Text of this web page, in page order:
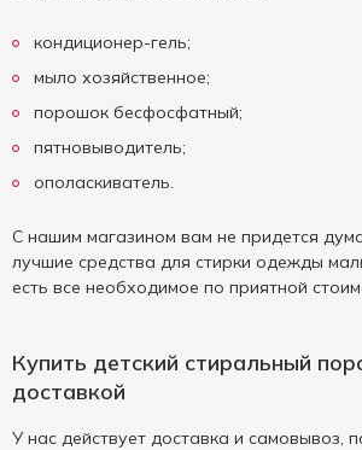
кондиционер-гель;
мыло хозяйственное;
порошок бесфосфатный;
пятновыводитель;
ополаскиватель.
С нашим магазином вам не придется
лучшие средства для стирки одежды
есть все необходимое по приятной
Купить детский стиральный
доставкой
У нас действует доставка и самовывоз,